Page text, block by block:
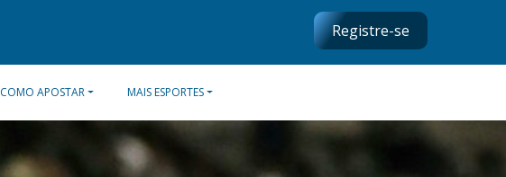
Registre-se
COMO APOSTAR MAIS ESPORTES